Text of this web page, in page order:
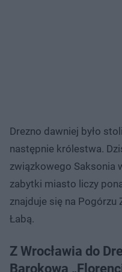
Drezno dawniej było
następnie królestwa.
związkowego Saksonia
zabytki miasto liczy
znajduje się na Pogórzu
Łabą.
Z Wrocławia do
Barokowa